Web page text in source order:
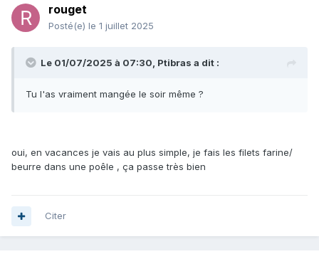
rouget
Posté(e) le 1 juillet 2025
Le 01/07/2025 à 07:30, Ptibras a dit :
Tu l'as vraiment mangée le soir même ?
oui, en vacances je vais au plus simple, je fais les filets farine/
beurre dans une poêle , ça passe très bien
Citer